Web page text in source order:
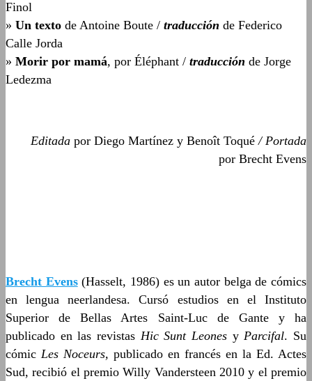
Finol
» Un texto de Antoine Boute / traducción de Federico
Calle Jorda
» Morir por mamá, por Éléphant / traducción de Jorge
Ledezma
Editada por Diego Martínez y Benoît Toqué / Portada
por Brecht Evens
Brecht Evens(Hasselt, 1986) es un autor belga de cómics
en lengua neerlandesa. Cursó estudios en el Instituto
Superior de Bellas Artes Saint-Luc de Gante y ha
publicado en las revistas Hic Sunt Leones y Parcifal. Su
cómic Les Noceurs, publicado en francés en la Ed. Actes
Sud, recibió el premio Willy Vandersteen 2010 y el premio